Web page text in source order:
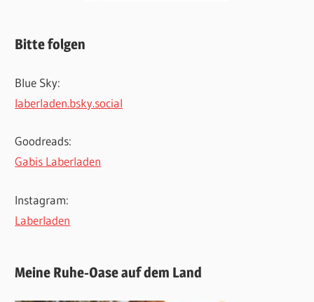
Bitte folgen
Blue Sky:
laberladen.bsky.social
Goodreads:
Gabis Laberladen
Instagram:
Laberladen
Meine Ruhe-Oase auf dem Land